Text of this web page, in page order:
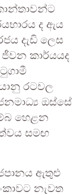
ද ඇය
දැඩි ලෙස
කාර්යයද
රටවල
ඔස්සේ
හෙළන
සමඟ
ඇතුළු
නැවත